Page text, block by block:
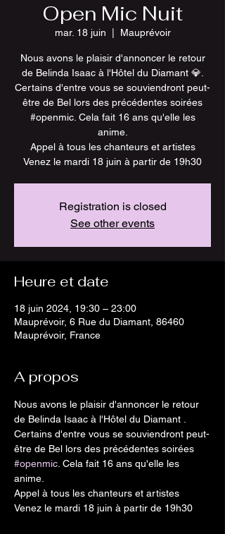
Open Mic Nuit
mar. 18 juin Mauprévoir
Nous avons le plaisir d'annoncer le retour
de Belinda Isaac à l'Hôtel du Diamant 💎.
Certains d'entre vous se souviendront peut-
être de Bel lors des précédentes soirées
#openmic. Cela fait 16 ans qu'elle les
anime.
Appel à tous les chanteurs et artistes
Venez le mardi 18 juin à partir de 19h30
Registration is closed
See other events
Heure et date
18 juin 2024, 19:30 – 23:00
Mauprévoir, 6 Rue du Diamant, 86460
Mauprévoir, France
A propos
Nous avons le plaisir d'annoncer le retour
de Belinda Isaac à l'Hôtel du Diamant .
Certains d'entre vous se souviendront peut-
être de Bel lors des précédentes soirées
#openmic . Cela fait 16 ans qu'elle les
anime.
Appel à tous les chanteurs et artistes
Venez le mardi 18 juin à partir de 19h30